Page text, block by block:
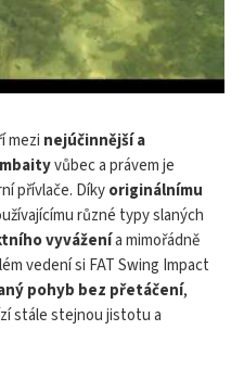
mezi nejúčinnější a
vůbec a právem je
přívlače. Díkyoriginálnímu
různé typy slaných
vyváženía mimořádně
vedení si FAT Swing Impact
pohyb bez přetáčení,
stále stejnou jistotu a